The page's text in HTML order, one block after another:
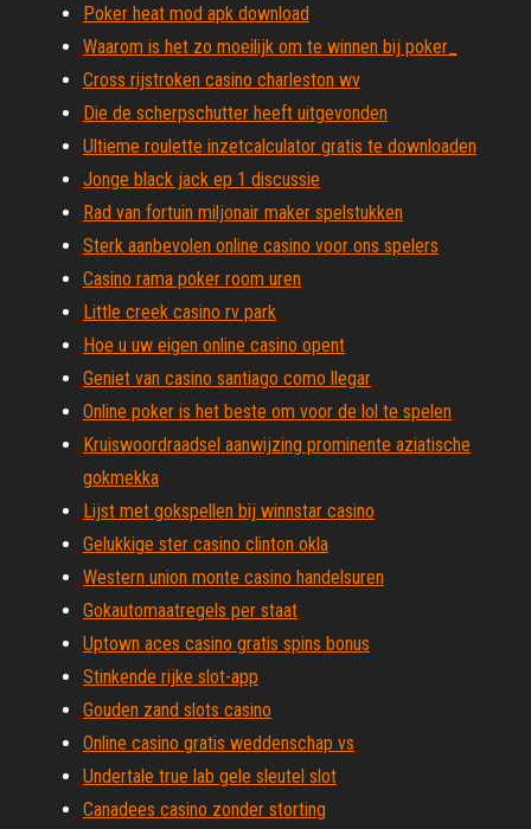
Poker heat mod apk download
Waarom is het zo moeilijk om te winnen bij poker_
Cross rijstroken casino charleston wv
Die de scherpschutter heeft uitgevonden
Ultieme roulette inzetcalculator gratis te downloaden
Jonge black jack ep 1 discussie
Rad van fortuin miljonair maker spelstukken
Sterk aanbevolen online casino voor ons spelers
Casino rama poker room uren
Little creek casino rv park
Hoe u uw eigen online casino opent
Geniet van casino santiago como llegar
Online poker is het beste om voor de lol te spelen
Kruiswoordraadsel aanwijzing prominente aziatische
gokmekka
Lijst met gokspellen bij winnstar casino
Gelukkige ster casino clinton okla
Western union monte casino handelsuren
Gokautomaatregels per staat
Uptown aces casino gratis spins bonus
Stinkende rijke slot-app
Gouden zand slots casino
Online casino gratis weddenschap vs
Undertale true lab gele sleutel slot
Canadees casino zonder storting